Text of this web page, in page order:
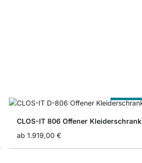
CLOS-IT 806 Offener Kleiderschrank
ab 1.919,00 €